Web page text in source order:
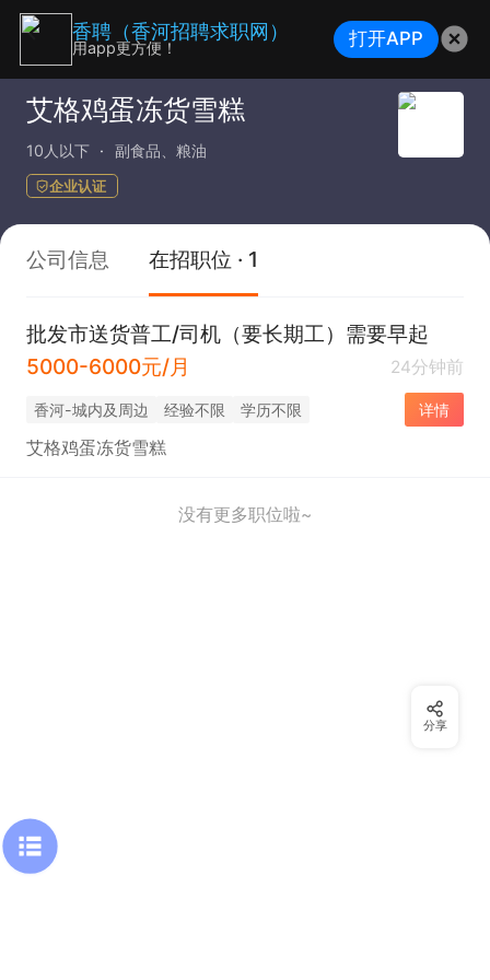
艾格鸡蛋冻货雪糕
10人以下 副食品、粮油
企业认证
公司信息 在招职位 · 1
批发市送货普工/司机（要长期工）需要早起
5000-6000元/月
24分钟前
香河-城内及周边 经验不限 学历不限 详情
艾格鸡蛋冻货雪糕
没有更多职位啦~
分享
香聘（香河招聘求职网）
用app更方便！ 打开APP